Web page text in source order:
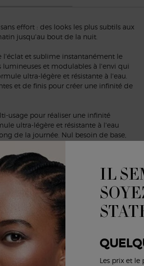
effort : des looks les plus subtils aux
jusqu'au bout de la nuit.
l'éclat et sublime instantanément le
et modulables à l'envi qui
ultra-légère et résistante à l'eau.
et de finis pour créer une infinité de
usage pour réaliser une infinité
ultra-légère et résistante à l'eau
de la journée. Nul besoin de base,
IL
Les prix et le